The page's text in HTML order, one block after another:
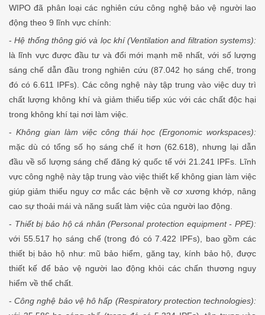
WIPO đã phân loại các nghiên cứu công nghệ bảo vệ người lao
động theo 9 lĩnh vực chính:
-Hệ thống thông gió và lọc khí (Ventilation and filtration systems):
là lĩnh vực được đầu tư và đổi mới mạnh mẽ nhất, với số lượng
sáng chế dẫn đầu trong nghiên cứu (87.042 họ sáng chế, trong
đó có 6.611 IPFs). Các công nghệ này tập trung vào việc duy trì
chất lượng không khí và giảm thiểu tiếp xúc với các chất độc hại
trong không khí tại nơi làm việc.
- Không gian làm việc công thái học (Ergonomic workspaces):
mặc dù có tổng số họ sáng chế ít hơn (62.618), nhưng lại dẫn
đầu về số lượng sáng chế đăng ký quốc tế với 21.241 IPFs. Lĩnh
vực công nghệ này tập trung vào việc thiết kế không gian làm việc
giúp giảm thiểu nguy cơ mắc các bệnh về cơ xương khớp, nâng
cao sự thoải mái và năng suất làm việc của người lao động.
- Thiết bị bảo hộ cá nhân (Personal protection equipment - PPE):
với 55.517 họ sáng chế (trong đó có 7.422 IPFs), bao gồm các
thiết bị bảo hộ như: mũ bảo hiểm, găng tay, kính bảo hộ, được
thiết kế để bảo vệ người lao động khỏi các chấn thương nguy
hiểm về thể chất.
-Công nghệ bảo vệ hô hấp (Respiratory protection technologies):